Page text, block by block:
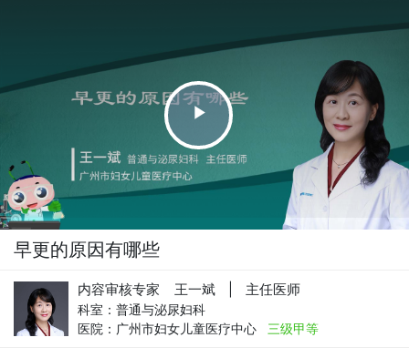
早更的原因有哪些
Play
Video
内容审核专家 王一斌 主任医师
科室： 普通与泌尿妇科
医院： 广州市妇女儿童医疗中心 三级甲等